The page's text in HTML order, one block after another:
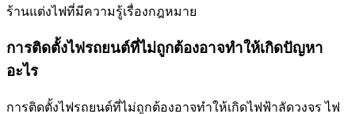
ร้านแต่งไฟที่มีความรู้เรื่องกฎหมาย
การติดตั้งไฟรถยนต์ที่ไม่ถูกต้องอาจทำให้เกิดปัญหา
อะไร
การติดตั้งไฟรถยนต์ที่ไม่ถูกต้องอาจทำให้เกิดไฟฟ้าลัดวงจร ไฟ